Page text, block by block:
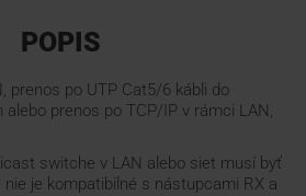
POPIS
prenos po UTP Cat5/6 kábli do
prenos po TCP/IP v rámci LAN,
switche v LAN alebo siet musí byť
je kompatibilné s nástupcami RX a